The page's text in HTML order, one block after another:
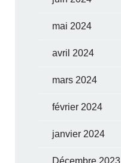
mai 2024
avril 2024
mars 2024
février 2024
janvier 2024
Décembre 2023